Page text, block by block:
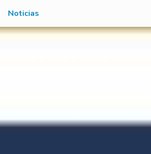
Noticias